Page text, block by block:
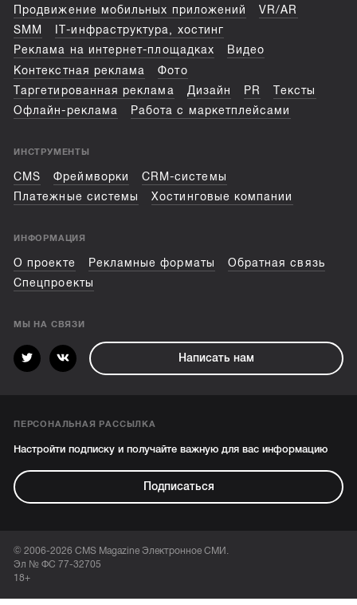
Продвижение мобильных приложений
VR/AR
SMM
IT-инфраструктура, хостинг
Реклама на интернет-площадках
Видео
Контекстная реклама
Фото
Таргетированная реклама
Дизайн PR
Тексты
Офлайн-реклама
Работа с маркетплейсами
ИНСТРУМЕНТЫ
CMS Фреймворки
CRM-системы
Платежные системы
Хостинговые компании
ИНФОРМАЦИЯ
О проекте Рекламные форматы
Обратная связь
Спецпроекты
МЫ НА СВЯЗИ
Написать нам
ПЕРСОНАЛЬНАЯ РАССЫЛКА
Настройти подписку и получайте важную для вас информацию
Подписаться
© 2006-2026 CMS Magazine Электронное СМИ.
Эл № ФС 77-32705
18+